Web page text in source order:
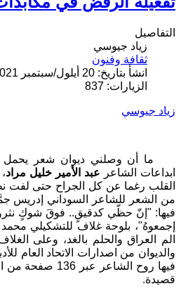
التفاصيل
زياد جيوسي
ثقافة وفنون
انشأ بتاريخ: 20 أيلول/سبتمبر 2021
الزيارات: 837
زياد جيوسي
ما أن وصلني ديوان شعر
ابداعات الشاعر عبد الأمير خليل مراد
القلب رغما عن كل الجراح حتى لفت
من الشعر للشاعر السوداني إدريس
فيها:
" إنّ حظّي كدقيقٍ.. فوقَ شوكٍ
إجمعوهُ"، بلوحة غلاف للتشكيلي
الم العراق والحلم بالغد، وعلى
والديوان من اصدارات الاتحاد العام
فيها روح الشاعر عبر 136 صفحة من
قصيدة.